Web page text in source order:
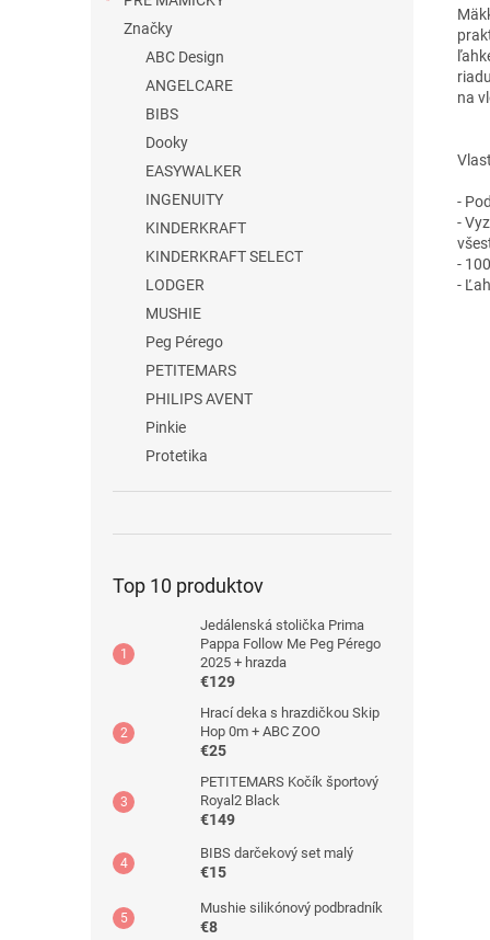
Značky
ABC Design
ANGELCARE
BIBS
Dooky
EASYWALKER
INGENUITY
KINDERKRAFT
KINDERKRAFT SELECT
LODGER
MUSHIE
Peg Pérego
PETITEMARS
PHILIPS AVENT
Pinkie
Protetika
Top 10 produktov
Jedálenská stolička Prima
Pappa Follow Me Peg Pérego
2025 + hrazda
€129
Hrací deka s hrazdičkou Skip
Hop 0m + ABC ZOO
€25
PETITEMARS Kočík športový
Royal2 Black
€149
BIBS darčekový set malý
€15
Mushie silikónový podbradník
€8
na
-
-
-
-